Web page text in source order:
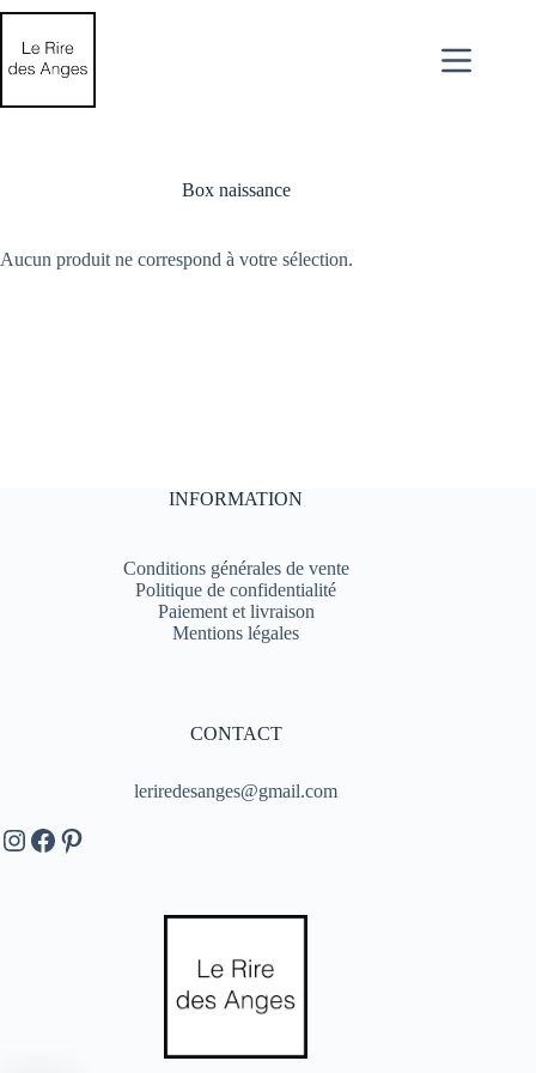
Passer
contenu
Box naissance
Aucun produit ne correspond à votre sélection.
INFORMATION
Conditions générales de vente
Politique de confidentialité
Paiement et livraison
Mentions légales
CONTACT
leriredesanges@gmail.com
Instagram
Facebook
Pinterest